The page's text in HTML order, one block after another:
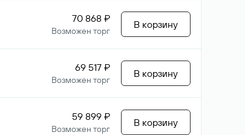
70 868 ₽
Возможен торг
В корзину
69 517 ₽
Возможен торг
В корзину
59 899 ₽
Возможен торг
В корзину